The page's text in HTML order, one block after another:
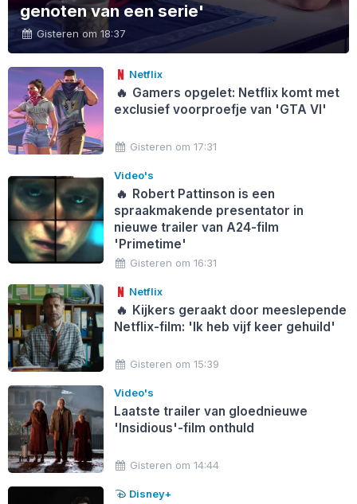
genoten van een serie'
Gisteren om 18:37
Netflix
🔥 Gamers opgelet: Netflix komt met
exclusief voorproefje van 'GTA VI'
Gisteren om 17:31
Video's
🔥 Robert Pattinson is een
spraakmakende presentator in
nieuwe trailer van A24-film
'Primetime'
Gisteren om 16:31
Netflix
🔥 Kijkers geraakt door meeslepende
Netflix-film: 'Ik heb vijf keer gehuild'
Gisteren om 15:39
Video's
Laatste trailer van gloednieuwe
'Insidious'-film onthuld
Gisteren om 14:44
Disney+